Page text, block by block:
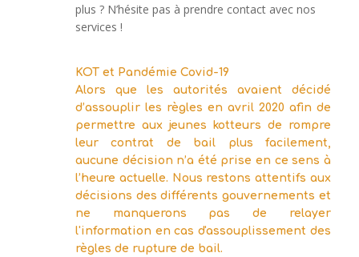
plus ? N’hésite pas à prendre contact avec nos
services !
KOT et Pandémie Covid-19
Alors que les autorités avaient décidé
d’assouplir les règles en avril 2020 afin de
permettre aux jeunes kotteurs de rompre
leur contrat de bail plus facilement,
aucune décision n’a été prise en ce sens à
l’heure actuelle. Nous restons attentifs aux
décisions des différents gouvernements et
ne manquerons pas de relayer
l'information en cas d'assouplissement des
règles de rupture de bail.